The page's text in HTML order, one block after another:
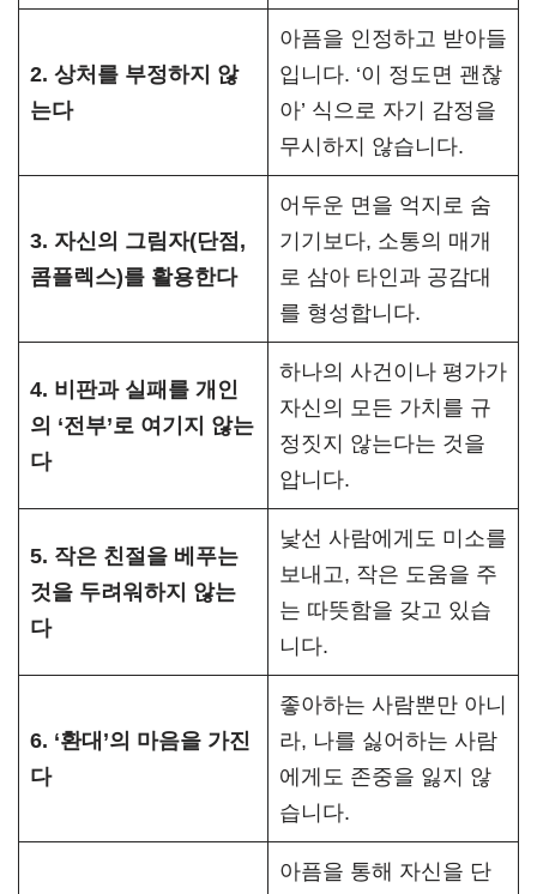
2. 상처를 부정하지 않
는다
아픔을 인정하고 받아들
입니다. ‘이 정도면 괜찮
아’ 식으로 자기 감정을
무시하지 않습니다.
3. 자신의 그림자(단점,
콤플렉스)를 활용한다
어두운 면을 억지로 숨
기기보다, 소통의 매개
로 삼아 타인과 공감대
를 형성합니다.
4. 비판과 실패를 개인
의 ‘전부’로 여기지 않는
다
하나의 사건이나 평가가
자신의 모든 가치를 규
정짓지 않는다는 것을
압니다.
5. 작은 친절을 베푸는
것을 두려워하지 않는
다
낯선 사람에게도 미소를
보내고, 작은 도움을 주
는 따뜻함을 갖고 있습
니다.
6. ‘환대’의 마음을 가진
다
좋아하는 사람뿐만 아니
라, 나를 싫어하는 사람
에게도 존중을 잃지 않
습니다.
아픔을 통해 자신을 단